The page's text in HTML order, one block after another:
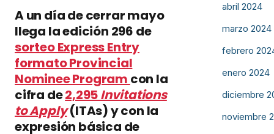
A un día de cerrar mayo
llega la edición 296 de
sorteo Express Entry
formato Provincial
Nominee Program con la
cifra de2,295Invitations
to Apply(ITAs) y con la
expresión básica de
abril 2024
marzo 2024
febrero
enero 2024
diciembre
noviembre